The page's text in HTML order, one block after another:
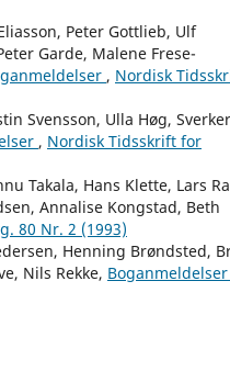
Peter Gottlieb, Ulf
Garde, Malene Frese-
, Nordisk
Svensson, Ulla Høg, Sverker
, Nordisk Tidsskrift for
Takala, Hans Klette, Lars
Annalise Kongstad, Beth
80 Nr. 2 (1993)
Henning Brøndsted,
Nils Rekke, Boganmeldelser